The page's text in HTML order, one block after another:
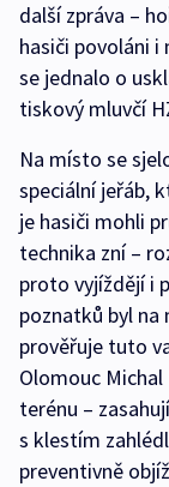
další zpráva –
hasiči povoláni i
se jednalo o
tiskový mluvčí
Na místo se
speciální jeřáb,
je hasiči mohli
technika zní –
proto vyjíždějí i
poznatků byl
prověřuje tuto
Olomouc
terénu –
s klestím
preventivně